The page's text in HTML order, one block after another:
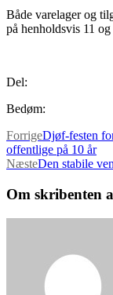
Både varelager og
på henholdsvis 11
Del:
Bedøm:
ForrigeDjøf-festen
offentlige på 10 år
NæsteDen stabile
Om skribenten